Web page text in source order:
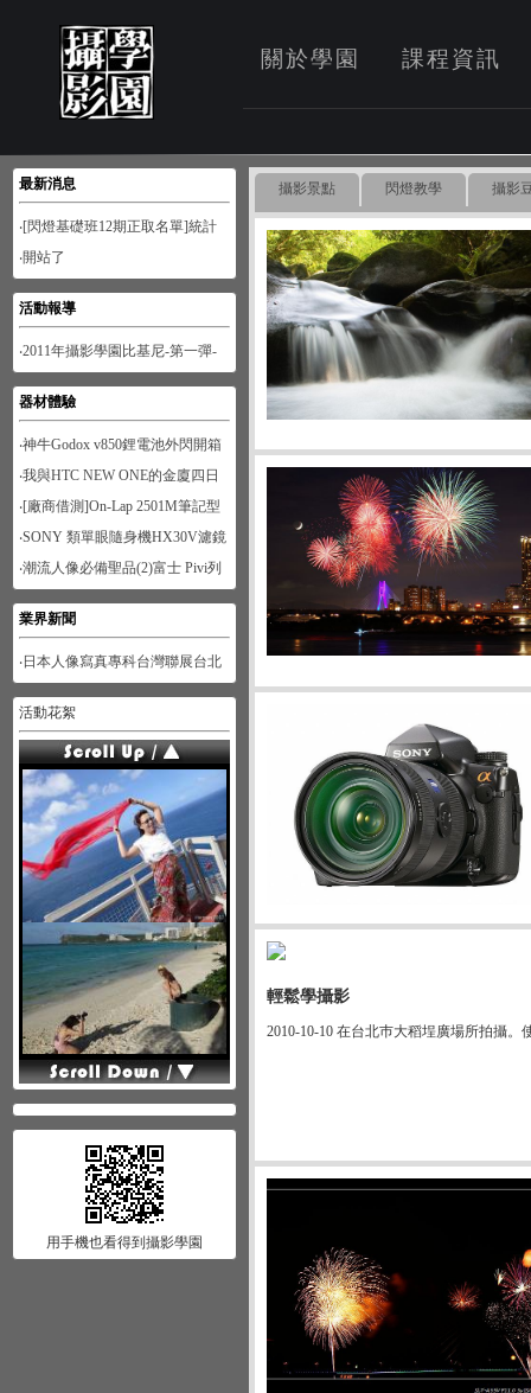
關於學園 課程資訊
最新消息
‧[閃燈基礎班12期正取名單]統計
至1月28日
‧開站了
活動報導
‧2011年攝影學園比基尼-第一彈-
南寮風情
器材體驗
‧神牛Godox v850鋰電池外閃開箱
‧我與HTC NEW ONE的金廈四日
遊
‧[廠商借測]On-Lap 2501M筆記型
螢幕開箱試用
‧SONY 類單眼隨身機HX30V濾鏡
功能體驗-人像篇
‧潮流人像必備聖品(2)富士 Pivi列
印機
業界新聞
‧日本人像寫真專科台灣聯展台北
展
活動花絮
用手機也看得到攝影學園
攝影景點 閃燈教學 攝影
輕鬆學攝影
2010-10-10 在台北巿大稻埕廣場所拍攝。